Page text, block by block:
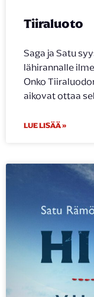
Tiiraluoto
Saga ja Satu
lähirannalle
Onko
aikovat ottaa
LUE LISÄÄ »